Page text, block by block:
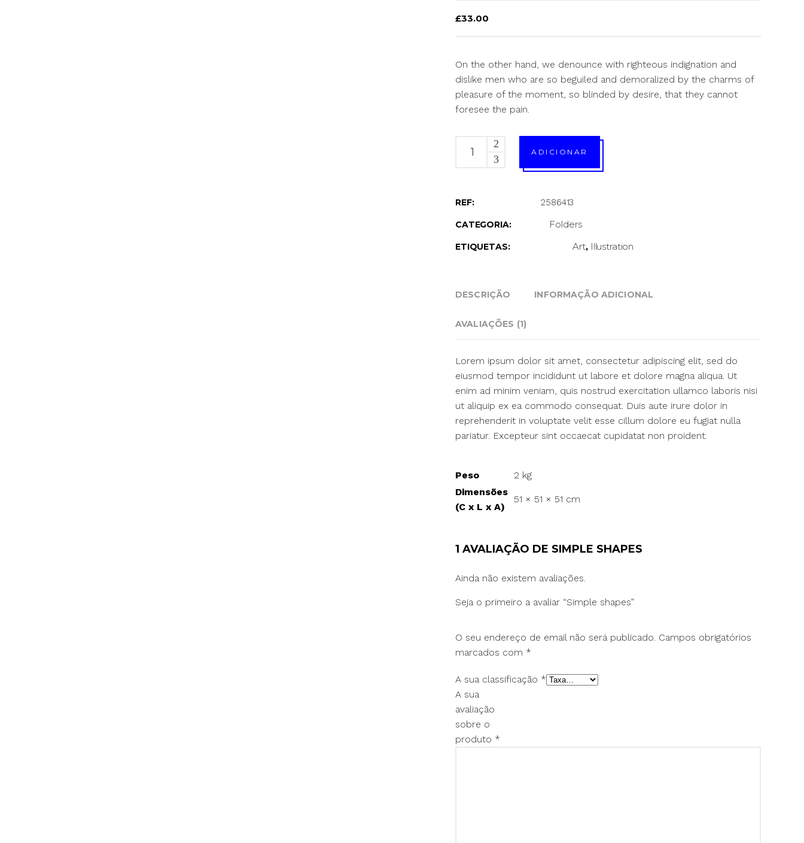
em
£33.00
On the other hand, we denounce with righteous indignation and
dislike men who are so beguiled and demoralized by the charms of
pleasure of the moment, so blinded by desire, that they cannot
foresee the pain.
ADICIONAR
REF: 2586413
CATEGORIA: Folders
ETIQUETAS: Art, Illustration
DESCRIÇÃO INFORMAÇÃO ADICIONAL
AVALIAÇÕES (1)
Lorem ipsum dolor sit amet, consectetur adipiscing elit, sed do
eiusmod tempor incididunt ut labore et dolore magna aliqua. Ut
enim ad minim veniam, quis nostrud exercitation ullamco laboris nisi
ut aliquip ex ea commodo consequat. Duis aute irure dolor in
reprehenderit in voluptate velit esse cillum dolore eu fugiat nulla
pariatur. Excepteur sint occaecat cupidatat non proident.
Peso
2 kg
Dimensões
(C x L x A)
51 × 51 × 51 cm
1 AVALIAÇÃO DE SIMPLE SHAPES
Ainda não existem avaliações.
Seja o primeiro a avaliar “Simple shapes”
O seu endereço de email não será publicado. Campos obrigatórios
marcados com *
A sua classificação *
A sua
avaliação
sobre o
produto *